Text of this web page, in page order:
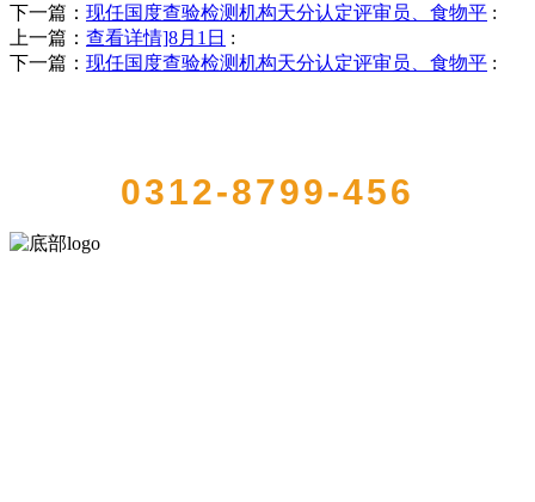
下一篇： 现任国度查验检测机构天分认定评审员、食物平 :
上一篇： 查看详情]8月1日 :
下一篇： 现任国度查验检测机构天分认定评审员、食物平 :
0312-8799-456